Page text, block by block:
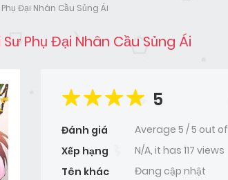
Đại Nhân Cầu Sủng Ái
Phụ Đại Nhân Cầu Sủng Ái
5
Đánh giá Average 5 /5 out of
Xếp hạng
N/A, it has 117 views
Tên khác
Đang cập nhật